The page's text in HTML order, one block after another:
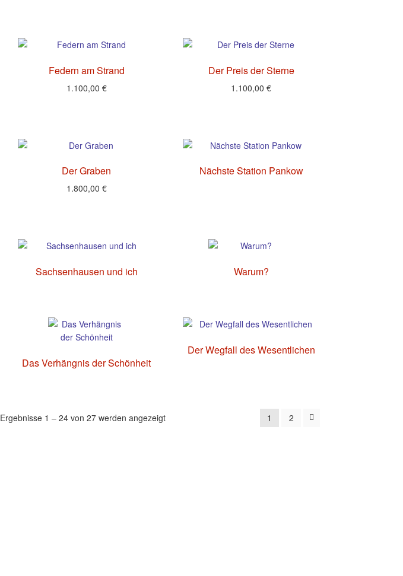
Federn am Strand
1.100,00 €
Der Preis der Sterne
1.100,00€
Der Graben
1.800,00 €
Nächste Station Pankow
Sachsenhausen und ich Warum?
Das Verhängnis der Schönheit
Der Wegfall des Wesentlichen
Ergebnisse 1 – 24 von 27 werden angezeigtNach
1 2